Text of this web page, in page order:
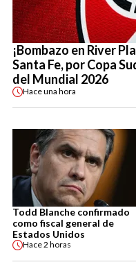
¡Bombazo en River
Santa Fe, por Copa
del Mundial 2026
Haceuna hora
Todd Blanche confirmado
como fiscal general de
Estados Unidos
Hace2 horas